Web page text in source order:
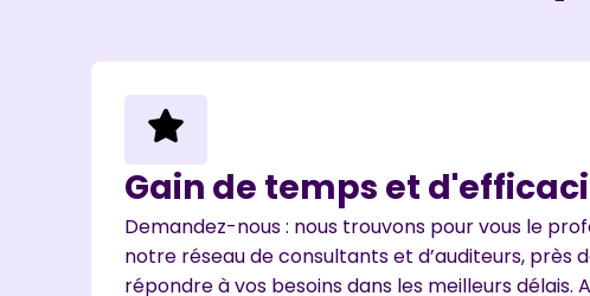
Gain de temps et
Demandez-nous : nous trouvons pour vous le
notre réseau de consultants et d’auditeurs, près
répondre à vos besoins dans les meilleurs délais.